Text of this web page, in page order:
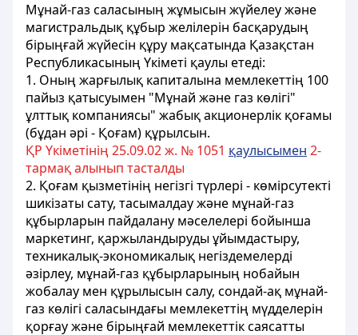
Мұнай-газ саласының жұмысын жүйелеу және
магистральдық құбыр желiлерiн басқарудың
бiрыңғай жүйесiн құру мақсатында Қазақстан
Республикасының Үкіметі қаулы етеді:
1. Оның жарғылық капиталына мемлекеттiң 100
пайыз қатысуымен "Мұнай және газ көлiгi"
ұлттық компаниясы" жабық акционерлік қоғамы
(бұдан әрi - Қоғам) құрылсын.
ҚР Үкіметінің 25.09.02 ж. № 1051 қаулысымен 2-
тармақ алынып тасталды
2. Қоғам қызметiнiң негiзгi түрлерi - көмiрсутектi
шикiзаты сату, тасымалдау және мұнай-газ
құбырларын пайдалану мәселелері бойынша
маркетинг, қаржыландыруды ұйымдастыру,
техникалық-экономикалық негiздемелердi
әзiрлеу, мұнай-газ құбырларының нобайын
жобалау мен құрылысын салу, сондай-ақ мұнай-
газ көлiгі саласындағы мемлекеттiң мүдделерiн
қорғау және бiрыңғай мемлекеттік саясатты